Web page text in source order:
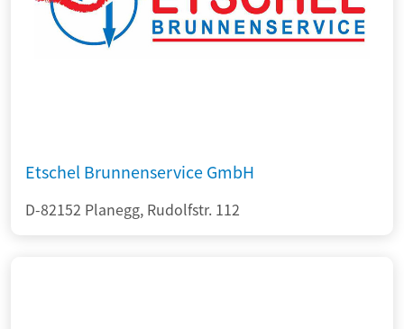
Etschel Brunnenservice GmbH
D-82152 Planegg, Rudolfstr. 112